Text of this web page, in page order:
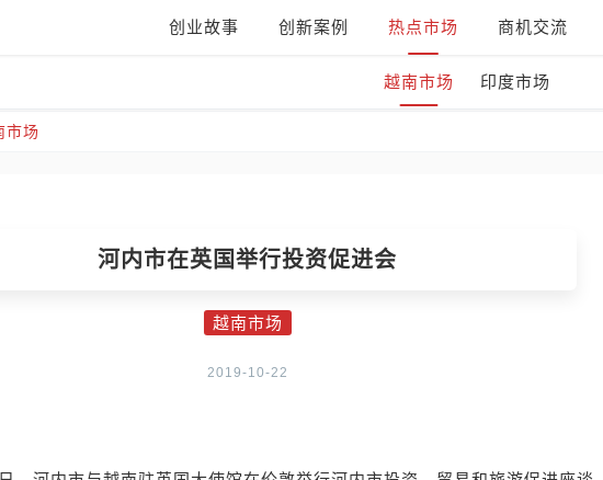
创业故事 创新案例 热点市场 商机交流
越南市场 印度市场
市场
河内市在英国举行投资促进会
越南市场
2019-10-22